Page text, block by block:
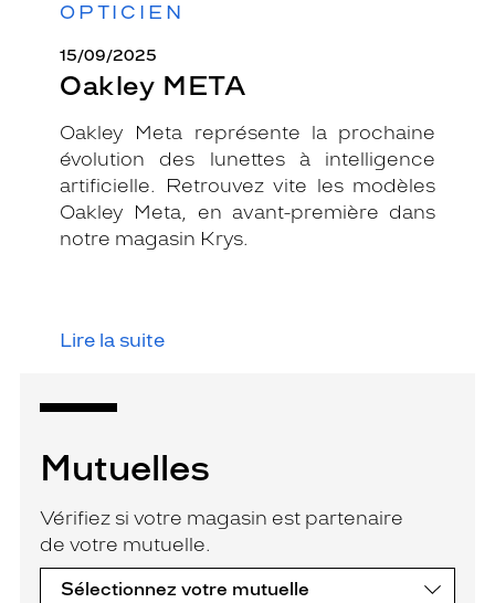
OPTICIEN
15/09/2025
Oakley META
Oakley Meta représente la prochaine
évolution des lunettes à intelligence
artificielle. Retrouvez vite les modèles
Oakley Meta, en avant-première dans
notre magasin Krys.
Lire la suite
Mutuelles
Vérifiez si votre magasin est partenaire
de votre mutuelle.